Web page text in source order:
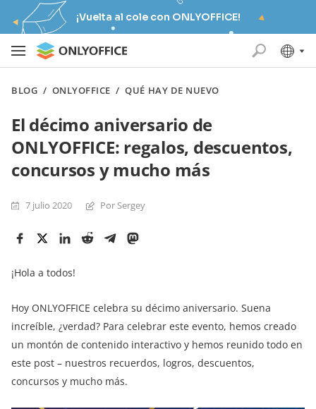
¡Vuelta al cole con ONLYOFFICE!
BLOG / ONLYOFFICE /QUÉ HAY DE NUEVO
El décimo aniversario de
ONLYOFFICE: regalos, descuentos,
concursos y mucho más
7 julio 2020 Por Sergey
¡Hola a todos!
Hoy ONLYOFFICE celebra su décimo aniversario. Suena
increíble, ¿verdad? Para celebrar este evento, hemos creado
un montón de contenido interactivo y hemos reunido todo en
este post – nuestros recuerdos, logros, descuentos,
concursos y mucho más.